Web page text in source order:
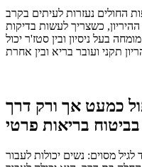
החולים נעזרות לעיתים בקרב
כשצריך לעשות בדיקות
בעל ניסיון ובין סטז'ר יכול
כמעט אך ורק דרך
בביטוח בריאות פרטי
לגיל מסוים: נשים יכולות לעבור